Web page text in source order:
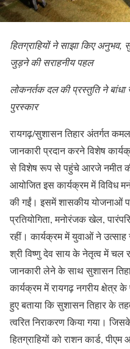
हितग्राहियों ने साझा किए
जुड़ने की सराहनीय पहल
लोकनर्तक दल की प्रस्तुति ने बांधा
पुरस्कार
रायगढ़/सुशासन तिहार अंतर्गत
जानकारी प्रदान करने विशेष
से विशेष रूप से पहुंचे आरजे नमीत
आयोजित इस कार्यक्रम में विविध
की गईं। इसमें शासकीय योजनाओं
प्रतियोगिता, मनोरंजक खेल,
रहीं। कार्यक्रम में युवाओं ने
श्री विष्णु देव साय के नेतृत्व में चल
जानकारी लेने के साथ सुशासन
कार्यक्रम में रायगढ़ नगरीय क्षेत्र
हुए बताया कि सुशासन तिहार के
त्वरित निराकरण किया गया।
हितग्राहियों को राशन कार्ड,